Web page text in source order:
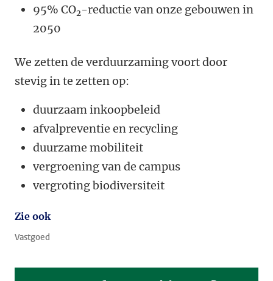
95% CO2-reductie van onze gebouwen in
2050
We zetten de verduurzaming voort door
stevig in te zetten op:
duurzaam inkoopbeleid
afvalpreventie en recycling
duurzame mobiliteit
vergroening van de campus
vergroting biodiversiteit
Zie ook
Vastgoed